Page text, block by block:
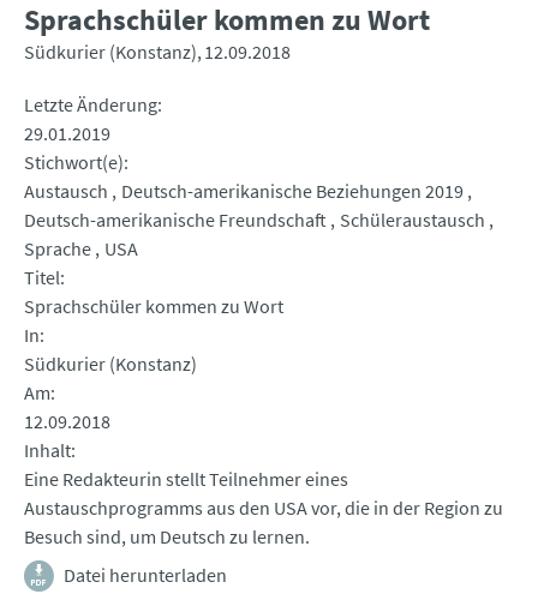
Sprachschüler kommen zu Wort
Südkurier (Konstanz) 12.09.2018
Letzte Änderung
29.01.2019
Stichwort(e)
Austausch
Deutsch-amerikanische Beziehungen 2019
Deutsch-amerikanische Freundschaft Schüleraustausch
Sprache USA
Titel
Sprachschüler kommen zu Wort
In
Südkurier (Konstanz)
Am
12.09.2018
Inhalt
Eine Redakteurin stellt Teilnehmer eines
Austauschprogramms aus den USA vor, die in der Region zu
Besuch sind, um Deutsch zu lernen.
Datei herunterladen